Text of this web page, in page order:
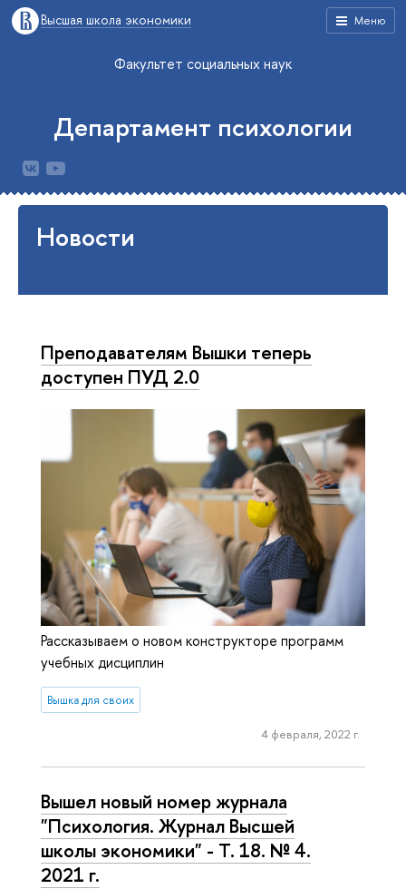
Меню
Высшая школа экономики
Факультет социальных наук
Департамент психологии
Новости
Преподавателям Вышки теперь
доступен ПУД 2.0
Рассказываем о новом конструкторе программ
учебных дисциплин
Вышка для своих
4 февраля, 2022 г.
Вышел новый номер журнала
"Психология. Журнал Высшей
школы экономики" - Т. 18. № 4.
2021 г.